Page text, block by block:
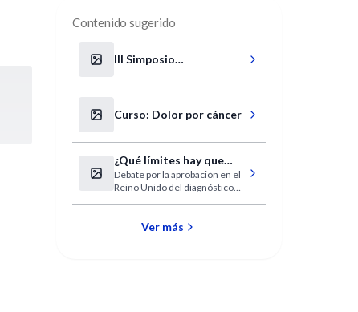
Contenido sugerido
III Simposio
Cardíaca
Curso: Dolor por cáncer
¿Qué límites hay que
poner a la selección de
embriones?
Debate por la aprobación en el
Reino Unido del diagnóstico
Ver más